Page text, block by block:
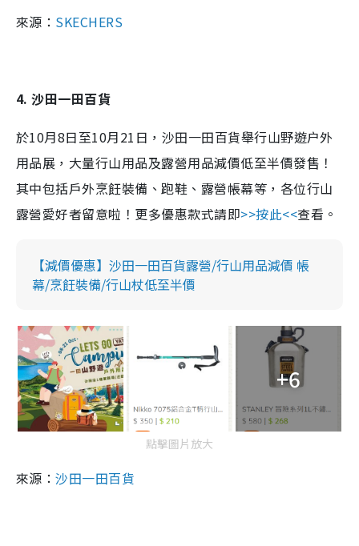
來源： SKECHERS
4. 沙田一田百貨
於10月8日至10月21日，沙田一田百貨舉行山野遊户外
用品展，大量行山用品及露營用品減價低至半價發售！
其中包括戶外烹飪裝備、跑鞋、露營帳幕等，各位行山
露營愛好者留意啦！ 更多優惠款式請即>>按此<<查看。
【減價優惠】沙田一田百貨露營/行山用品減價 帳
幕/烹飪裝備/行山杖低至半價
+6
點擊圖片放大
來源：沙田一田百貨